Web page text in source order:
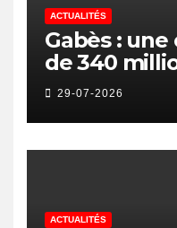
ACTUALITÉS
Gabès :
de 340
pour
emplois
29-07-2026
ACTUALITÉS